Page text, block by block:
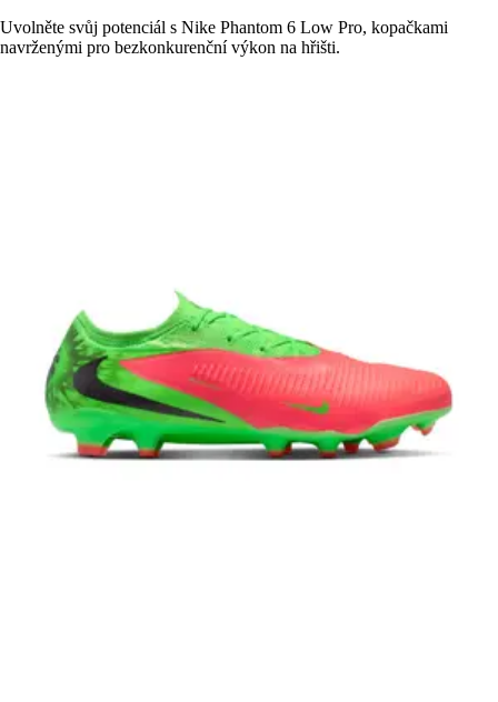
Uvolněte svůj potenciál s Nike Phantom 6 Low Pro, kopačkami
navrženými pro bezkonkurenční výkon na hřišti.